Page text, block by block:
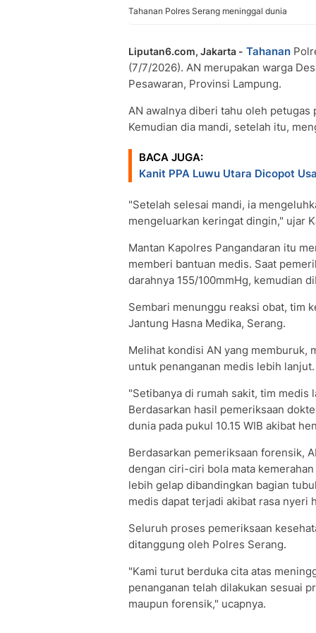
Tahanan Polres Serang meninggal dunia
Liputan6.com, Jakarta - Tahanan
(7/7/2026). AN merupakan warga
Pesawaran, Provinsi Lampung.
AN awalnya diberi tahu oleh petugas
Kemudian dia mandi, setelah itu,
BACA JUGA:
Kanit PPA Luwu Utara Dicopot
"Setelah selesai mandi, ia
mengeluarkan keringat dingin," ujar
Mantan Kapolres Pangandaran itu
memberi bantuan medis. Saat
darahnya 155/100mmHg, kemudian
Sembari menunggu reaksi obat, tim
Jantung Hasna Medika, Serang.
Melihat kondisi AN yang memburuk,
untuk penanganan medis lebih lanjut.
"Setibanya di rumah sakit, tim medis
Berdasarkan hasil pemeriksaan
dunia pada pukul 10.15 WIB akibat
Berdasarkan pemeriksaan forensik,
dengan ciri-ciri bola mata
lebih gelap dibandingkan bagian
medis dapat terjadi akibat rasa nyeri
Seluruh proses pemeriksaan
ditanggung oleh Polres Serang.
"Kami turut berduka cita atas
penanganan telah dilakukan sesuai
maupun forensik," ucapnya.